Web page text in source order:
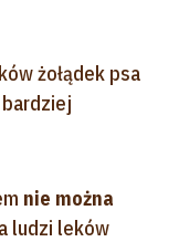
żołądek psa
nie można
ludzi leków